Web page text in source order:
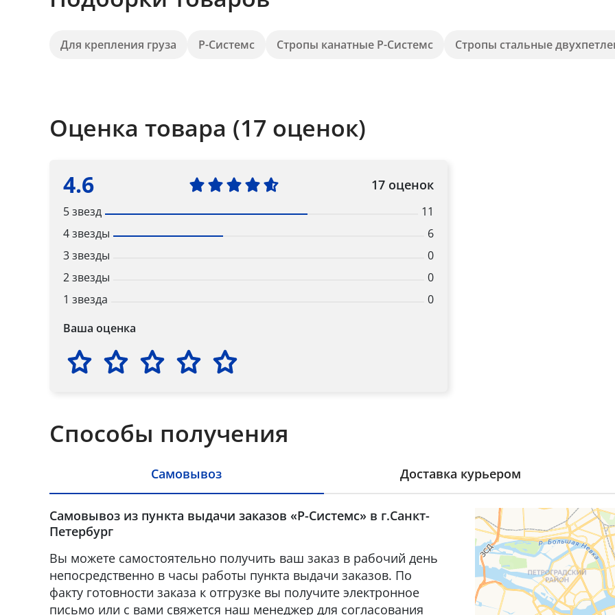
Для крепления груза Р-Системс Стропы канатные Р-Системс Стропы стальные
Оценка товара (17 оценок)
4.6 17 оценок
5 звезд
11
4 звезды
6
3 звезды
0
2 звезды
0
1 звезда
0
Ваша оценка
Способы получения
Самовывоз Доставка курьером
Самовывоз из пункта выдачи заказов «Р-Системс» в г.Санкт-
Петербург
Вы можете самостоятельно получить ваш заказ в рабочий день
непосредственно в часы работы пункта выдачи заказов. По
факту готовности заказа к отгрузке вы получите электронное
письмо или с вами свяжется наш менеджер для согласования